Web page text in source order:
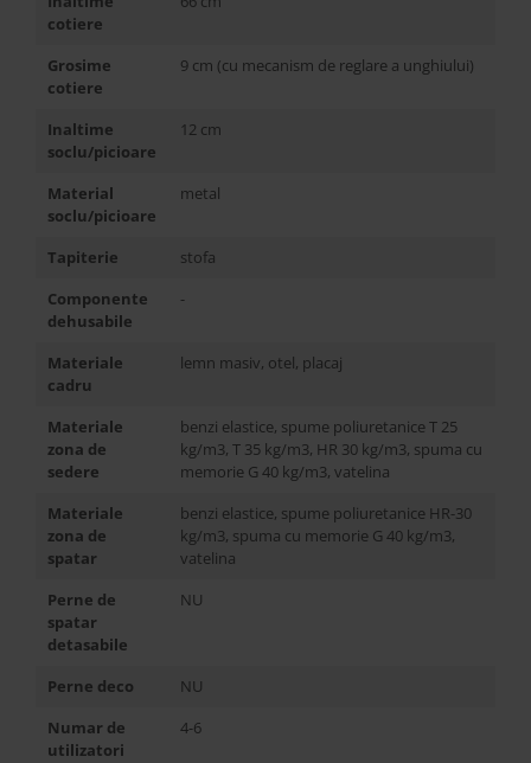
cotiere
Grosime
cotiere
9 cm (cu mecanism de reglare a unghiului)
Inaltime
soclu/picioare
12 cm
Material
soclu/picioare
metal
Tapiterie
stofa
Componente
dehusabile
-
Materiale
cadru
lemn masiv, otel, placaj
Materiale
zona de
sedere
benzi elastice, spume poliuretanice T 25
kg/m3, T 35 kg/m3, HR 30 kg/m3, spuma cu
memorie G 40 kg/m3, vatelina
Materiale
zona de
spatar
benzi elastice, spume poliuretanice HR-30
kg/m3, spuma cu memorie G 40 kg/m3,
vatelina
Perne de
spatar
detasabile
NU
Perne deco
NU
Numar de
utilizatori
4-6